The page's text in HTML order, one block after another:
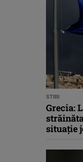
STIRI
Grecia:
situaţie